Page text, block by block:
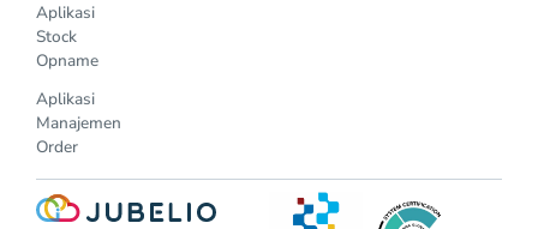
Aplikasi
Stock
Opname
Aplikasi
Manajemen
Order